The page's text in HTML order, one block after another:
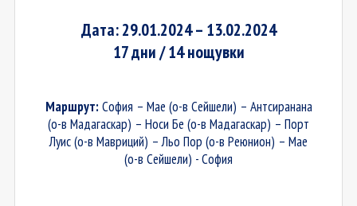
Дата: 29.01.2024 – 13.02.2024
17 дни / 14 нощувки
Маршрут: София – Мае (о-в Сейшели) – Антсиранана
(о-в Мадагаскар) – Носи Бе (о-в Мадагаскар) – Порт
Луис (о-в Мавриций) –Льо Пор (о-в Реюнион) – Мае
(о-в Сейшели) -София